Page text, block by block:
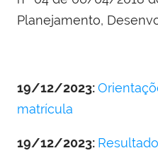
Planejamento,
19/12/2023:
matrícula
19/12/2023: